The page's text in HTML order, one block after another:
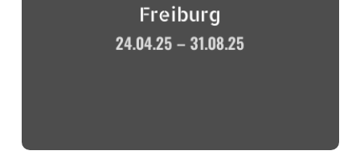
Freiburg
24.04.25 – 31.08.25